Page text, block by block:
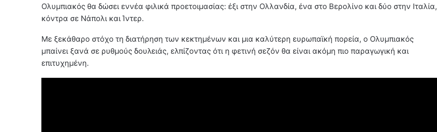
Ολυμπιακός θα δώσει εννέα φιλικά προετοιμασίας: έξι στην Ολλανδία, ένα στο Βερολίνο και δύο στην Ιταλία,
κόντρα σε Νάπολι και Ίντερ.
Με ξεκάθαρο στόχο τη διατήρηση των κεκτημένων και μια καλύτερη ευρωπαϊκή πορεία, ο Ολυμπιακός
μπαίνει ξανά σε ρυθμούς δουλειάς, ελπίζοντας ότι η φετινή σεζόν θα είναι ακόμη πιο παραγωγική και
επιτυχημένη.